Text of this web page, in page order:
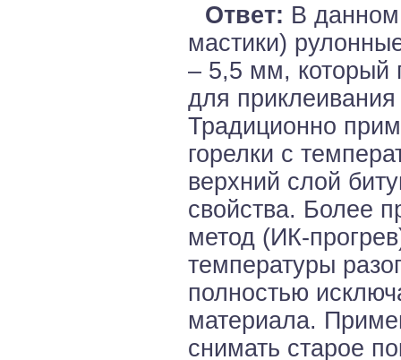
Ответ: В
мастики)
– 5,5 мм, который
для
Традиционно
горелки с
верхний слой
свойства. Более
метод (ИК-
температуры
полностью
материала.
снимать старое